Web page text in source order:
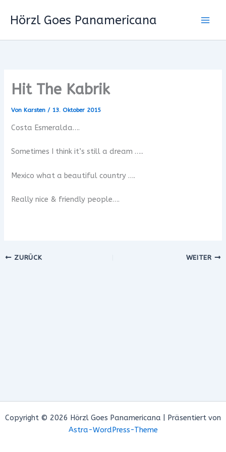
InhaltHörzl Goes Panamericana
Hit The Kabrik
Von Karsten/ 13. Oktober 2015
Costa Esmeralda….
Sometimes I think it’s still a dream …..
Mexico what a beautiful country ….
Really nice & friendly people….
ZURÜCK WEITER
Copyright © 2026 Hörzl Goes Panamericana | Präsentiert von
Astra-WordPress-Theme